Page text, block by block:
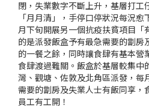
閉，失業數字不斷上升，基層打工
「月月清」，手停口停狀況每況
月下旬開展另一個抗疫扶貧項目
的是派發飯盒予有最急需要的劏房
的一餐之餘，同時讓食肆有基本營
食肆渡過難關。飯盒於基層較集中
灣、觀塘、佐敦及北角區派發，每
需要的劏房及失業人士有飯同享，
員工有工開！